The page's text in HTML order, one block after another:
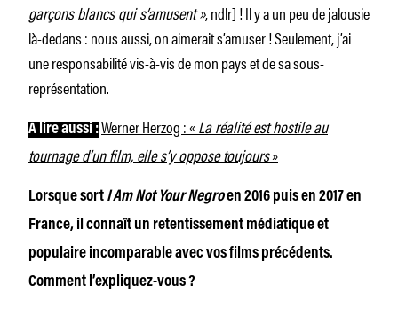
garçons blancs qui s’amusent », ndlr] ! Il y a un peu de jalousie
là-dedans : nous aussi, on aimerait s’amuser ! Seulement, j’ai
une responsabilité vis-à-vis de mon pays et de sa sous-
représentation.
À lire aussi :Werner Herzog : «La réalité est hostile au
tournage d’un film, elle s’y oppose toujours»
Lorsque sort I Am Not Your Negroen 2016 puis en 2017 en
France, il connaît un retentissement médiatique et
populaire incomparable avec vos films précédents.
Comment l’expliquez-vous ?